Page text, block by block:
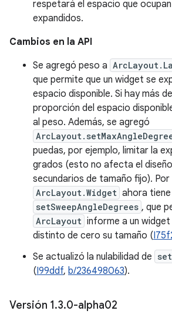
respetará el espacio que
expandidos.
Cambios en la API
Se agregó peso a
que permite que un widget se
espacio disponible. Si hay más
proporción del espacio
al peso. Además, se agregó
puedas, por ejemplo, limitar la
grados (esto no afecta el
secundarios de tamaño fijo). Por
ArcLayout.Widget ahora tiene
setSweepAngleDegrees , que
ArcLayout informe a un
distinto de cero su tamaño (
Se actualizó la nulabilidad de
(I99ddf, b/236498063).
Versión 1.3.0-alpha02